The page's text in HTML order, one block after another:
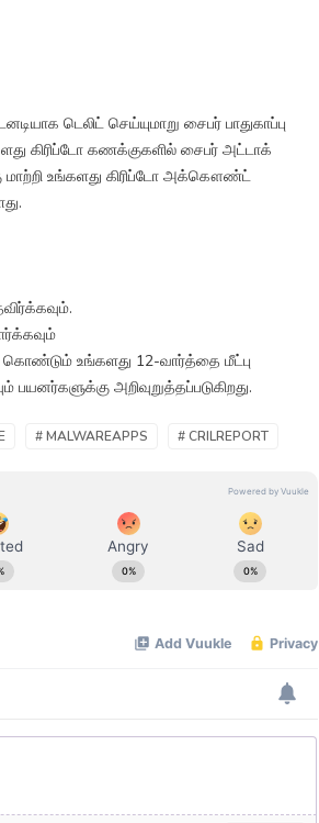
டெலிட் செய்யுமாறு சைபர் பாதுகாப்பு
கிரிப்டோ கணக்குகளில் சைபர் அட்டாக்
மாற்றி உங்களது கிரிப்டோ அக்கௌண்ட்
கொண்டும் உங்களது 12-வார்த்தை மீட்பு
அறிவுறுத்தப்படுகிறது.
# MALWAREAPPS # CRILREPORT